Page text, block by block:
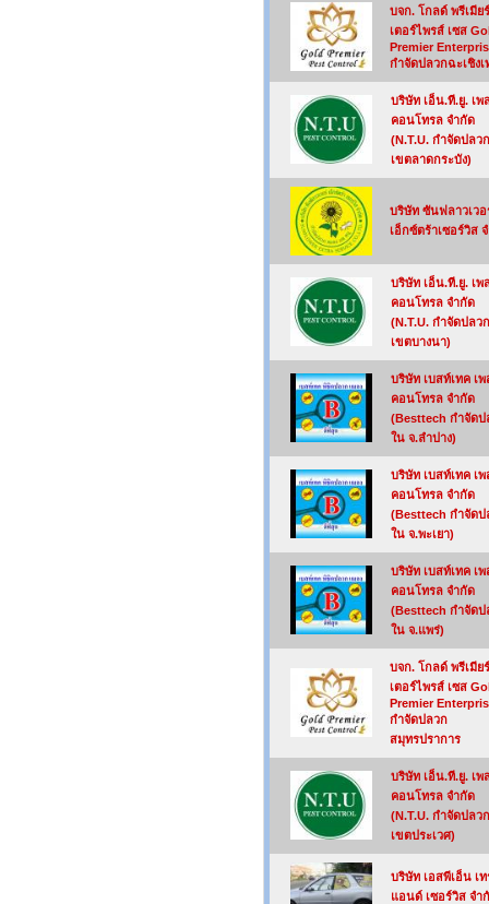
บจก. โกลด์ พรีเมีย
เตอร์ไพรส์ เซส
Premier
กำจัดปลวกฉะเชิงเ
บริษัท เอ็น.ที.ยู. เพ
คอนโทรล จำกัด
(N.T.U. กำจัดปลว
เขตลาดกระบัง)
บริษัท ซันฟลาวเวอ
เอ็กซ์ตร้าเซอร์วิส
บริษัท เอ็น.ที.ยู. เพ
คอนโทรล จำกัด
(N.T.U. กำจัดปลว
เขตบางนา)
บริษัท เบสท์เทค เ
คอนโทรล จำกัด
(Besttech กำจัดป
ใน จ.ลำปาง)
บริษัท เบสท์เทค เ
คอนโทรล จำกัด
(Besttech กำจัดป
ใน จ.พะเยา)
บริษัท เบสท์เทค เ
คอนโทรล จำกัด
(Besttech กำจัดป
ใน จ.แพร่)
บจก. โกลด์ พรีเมีย
เตอร์ไพรส์ เซส
Premier
กำจัดปลวก
สมุทรปราการ
บริษัท เอ็น.ที.ยู. เพ
คอนโทรล จำกัด
(N.T.U. กำจัดปลว
เขตประเวศ)
บริษัท เอสพีเอ็น เท
แอนด์ เซอร์วิส จำ